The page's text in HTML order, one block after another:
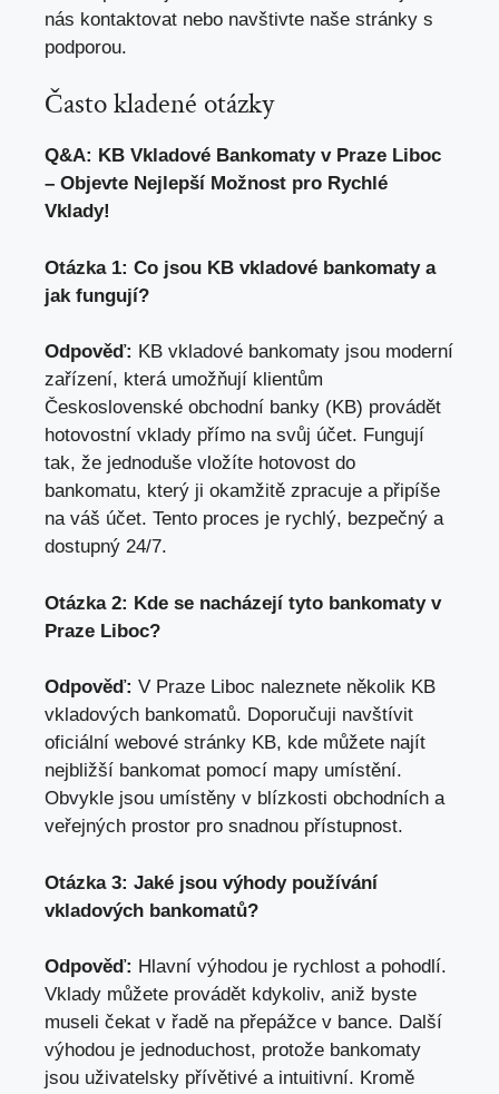
nás kontaktovat nebo navštivte naše stránky s
podporou.
Často kladené otázky
Q&A: KB Vkladové Bankomaty v Praze Liboc
– Objevte Nejlepší Možnost pro Rychlé
Vklady!
Otázka 1: Co jsou KB vkladové bankomaty a
jak fungují?
Odpověď: KB vkladové bankomaty jsou moderní
zařízení, která umožňují klientům
Československé obchodní banky (KB) provádět
hotovostní vklady přímo na svůj účet. Fungují
tak, že jednoduše vložíte hotovost do
bankomatu, který ji okamžitě zpracuje a připíše
na váš účet. Tento proces je rychlý, bezpečný a
dostupný 24/7.
Otázka 2: Kde se nacházejí tyto bankomaty v
Praze Liboc?
Odpověď: V Praze Liboc naleznete několik KB
vkladových bankomatů. Doporučuji navštívit
oficiální webové stránky KB, kde můžete najít
nejbližší bankomat pomocí mapy umístění.
Obvykle jsou umístěny v blízkosti obchodních a
veřejných prostor pro snadnou přístupnost.
Otázka 3: Jaké jsou výhody používání
vkladových bankomatů?
Odpověď: Hlavní výhodou je rychlost a pohodlí.
Vklady můžete provádět kdykoliv, aniž byste
museli čekat v řadě na přepážce v bance. Další
výhodou je jednoduchost, protože bankomaty
jsou uživatelsky přívětivé a intuitivní. Kromě